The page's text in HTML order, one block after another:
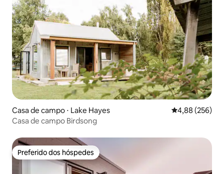
Casa de campo ⋅ Lake Hayes 4,88 de uma
4,88 (256)
Casa de campo Birdsong
Preferido dos hóspedes
Preferido dos hóspedes